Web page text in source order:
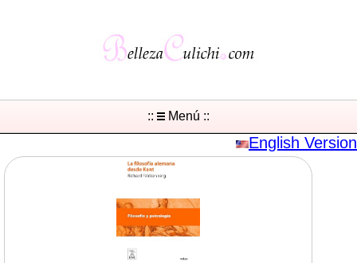
:: Menú ::
English Version